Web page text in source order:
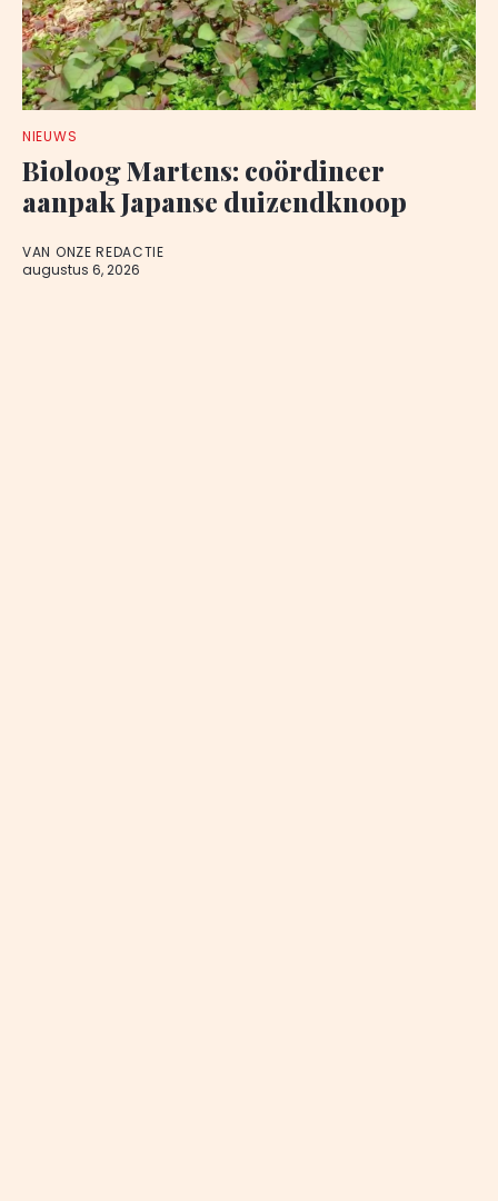
NIEUWS
Bioloog Martens: coördineer
aanpak Japanse duizendknoop
VAN ONZE REDACTIE
augustus 6, 2026